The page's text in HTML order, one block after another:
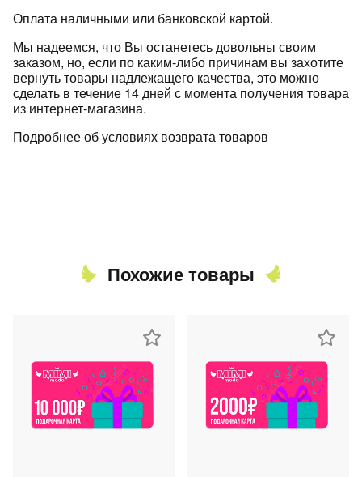
Оплата наличными или банковской картой.
Мы надеемся, что Вы останетесь довольны своим
заказом, но, если по каким-либо причинам вы захотите
вернуть товары надлежащего качества, это можно
сделать в течение 14 дней с момента получения товара
из интернет-магазина.
Подробнее об условиях возврата товаров
Похожие товары